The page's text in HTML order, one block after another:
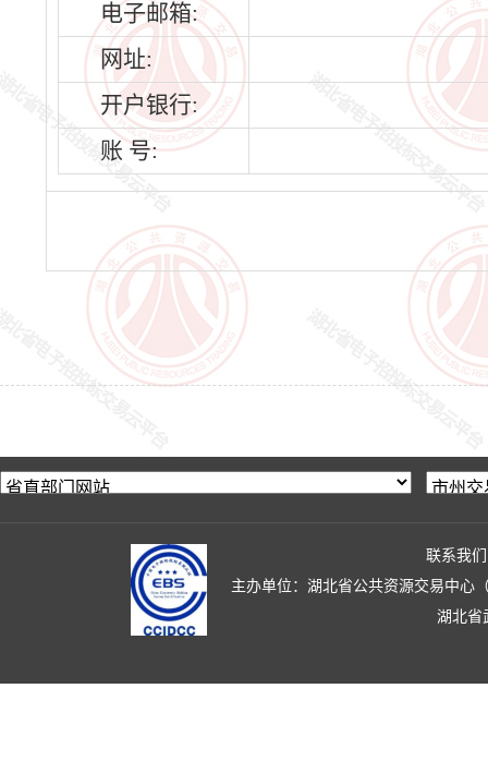
电子邮箱:
网址:
开户银行:
账 号:
联系我们
主办单位：湖北省公共资源交易中心
湖北省